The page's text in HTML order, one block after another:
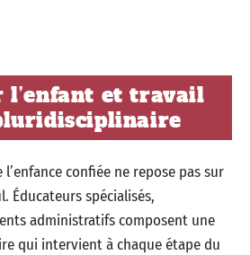
l’enfant et travail
l’enfance confiée ne repose pas sur
Éducateurs spécialisés,
administratifs composent une
qui intervient à chaque étape du